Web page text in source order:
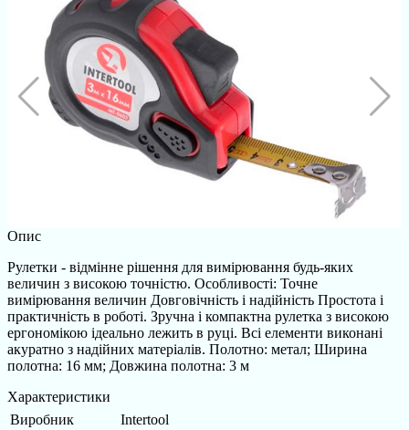
Опис
Рулетки - відмінне рішення для вимірювання будь-яких
величин з високою точністю. Особливості: Точне
вимірювання величин Довговічність і надійність Простота і
практичність в роботі. Зручна і компактна рулетка з високою
ергономікою ідеально лежить в руці. Всі елементи виконані
акуратно з надійних матеріалів. Полотно: метал; Ширина
полотна: 16 мм; Довжина полотна: 3 м
Характеристики
Виробник
Intertool